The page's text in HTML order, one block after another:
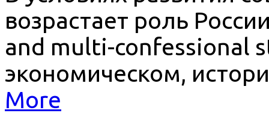
возрастает роль
and multi-confessional
экономическом,
More